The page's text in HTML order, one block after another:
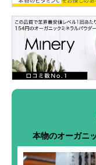
本物のオーガニ